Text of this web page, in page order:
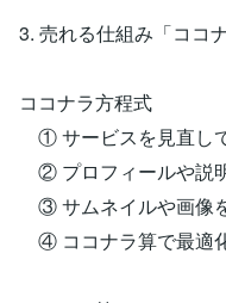
3. 売れる仕組み「ココ
ココナラ方程式
① サービスを見直し
② プロフィールや説
③ サムネイルや画像
④ ココナラ算で最適